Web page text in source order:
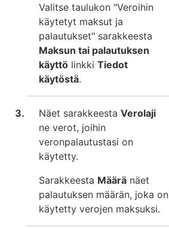
Valitse taulukon "Veroihin
käytetyt maksut ja
palautukset" sarakkeesta
Maksun tai palautuksen
käyttö linkki Tiedot
käytöstä.
Näet sarakkeesta Verolaji
ne verot, joihin
veronpalautustasi on
käytetty.
Sarakkeesta Määrä näet
palautuksen määrän, joka on
käytetty verojen maksuksi.